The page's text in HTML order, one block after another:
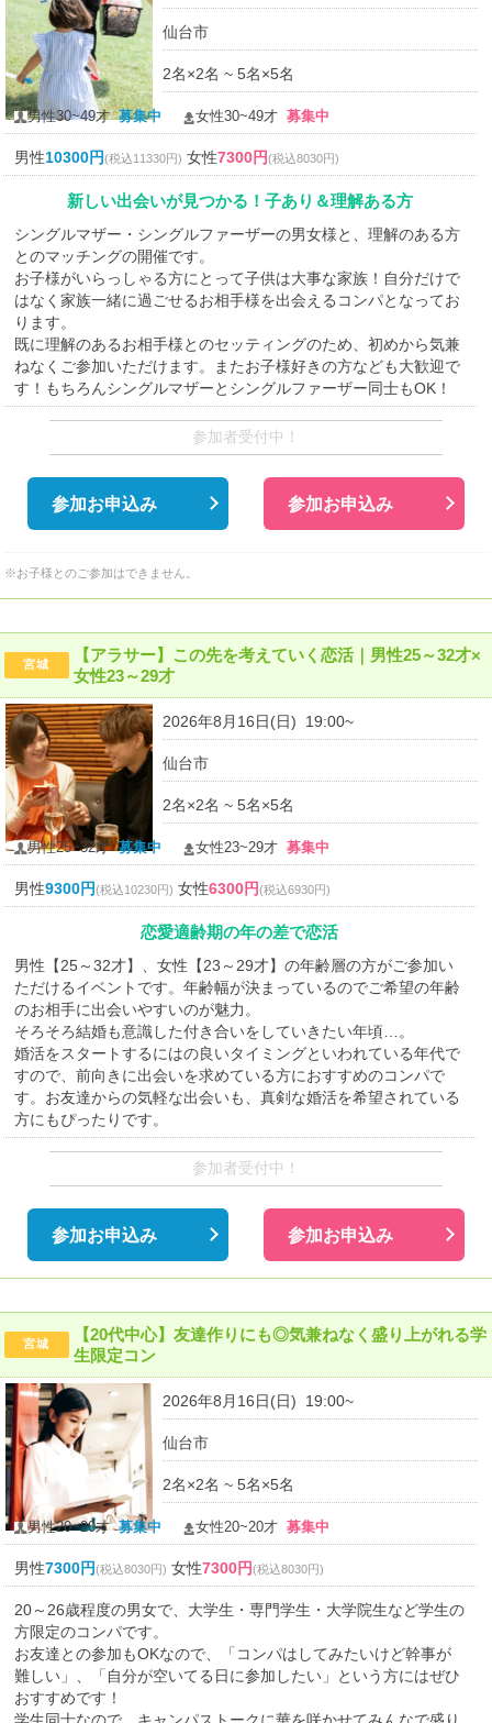
仙台市
2名×2名 ~ 5名×5名
男性30~49才募集中 女性30~49才募集中
男性10300円(税込11330円) 女性7300円(税込8030円)
新しい出会いが見つかる！子あり＆理解ある方
シングルマザー・シングルファーザーの男女様と、理解のある方
とのマッチングの開催です。
お子様がいらっしゃる方にとって子供は大事な家族！自分だけで
はなく家族一緒に過ごせるお相手様を出会えるコンパとなってお
ります。
既に理解のあるお相手様とのセッティングのため、初めから気兼
ねなくご参加いただけます。またお子様好きの方なども大歓迎で
す！もちろんシングルマザーとシングルファーザー同士もOK！
参加者受付中！
参加お申込み 参加お申込み
※お子様とのご参加はできません。
宮城
【アラサー】この先を考えていく恋活｜男性25～32才×
女性23～29才
2026年8月16日(日) 19:00~
仙台市
2名×2名 ~ 5名×5名
男性25~32才募集中 女性23~29才募集中
男性9300円(税込10230円) 女性6300円(税込6930円)
恋愛適齢期の年の差で恋活
男性【25～32才】、女性【23～29才】の年齢層の方がご参加い
ただけるイベントです。年齢幅が決まっているのでご希望の年齢
のお相手に出会いやすいのが魅力。
そろそろ結婚も意識した付き合いをしていきたい年頃…。
婚活をスタートするにはの良いタイミングといわれている年代で
すので、前向きに出会いを求めている方におすすめのコンパで
す。お友達からの気軽な出会いも、真剣な婚活を希望されている
方にもぴったりです。
参加者受付中！
参加お申込み 参加お申込み
宮城
【20代中心】友達作りにも◎気兼ねなく盛り上がれる学
生限定コン
2026年8月16日(日) 19:00~
仙台市
2名×2名 ~ 5名×5名
男性20~20才募集中 女性20~20才募集中
男性7300円(税込8030円) 女性7300円(税込8030円)
20～26歳程度の男女で、大学生・専門学生・大学院生など学生の
方限定のコンパです。
お友達との参加もOKなので、「コンパはしてみたいけど幹事が
難しい」、「自分が空いてる日に参加したい」という方にはぜひ
おすすめです！